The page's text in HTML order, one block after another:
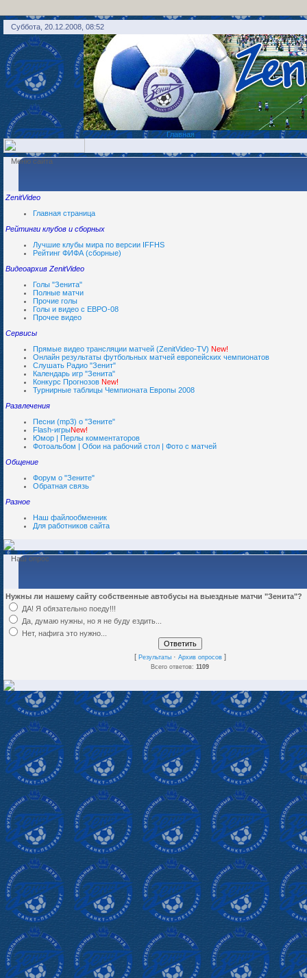
Суббота, 20.12.2008, 08:52
Главная
Меню сайта
ZenitVideo
Главная страница
Рейтинги клубов и сборных
Лучшие клубы мира по версии IFFHS
Рейтинг ФИФА (сборные)
Видеоархив ZenitVideo
Голы "Зенита"
Полные матчи
Прочие голы
Голы и видео с ЕВРО-08
Прочее видео
Сервисы
Прямые видео трансляции матчей (ZenitVideo-TV) New!
Онлайн результаты футбольных матчей европейских чемпионатов
Слушать Радио "Зенит"
Календарь игр "Зенита"
Конкурс Прогнозов New!
Турнирные таблицы Чемпионата Европы 2008
Развлечения
Песни (mp3) о "Зените"
Flash-игрыNew!
Юмор | Перлы комментаторов
Фотоальбом | Обои на рабочий стол | Фото с матчей
Общение
Форум о "Зените"
Обратная связь
Разное
Наш файлообменник
Для работников сайта
Наш опрос
Нужны ли нашему сайту собственные автобусы на выездные матчи "Зенита"?
ДА! Я обязательно поеду!!!
Да, думаю нужны, но я не буду ездить...
Нет, нафига это нужно...
[ Результаты· Архив опросов]
Всего ответов: 1109